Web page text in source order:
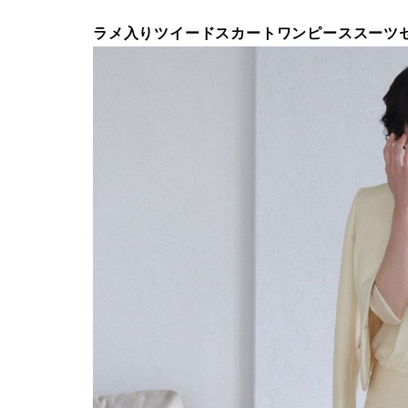
ラメ入りツイードスカートワンピーススーツ